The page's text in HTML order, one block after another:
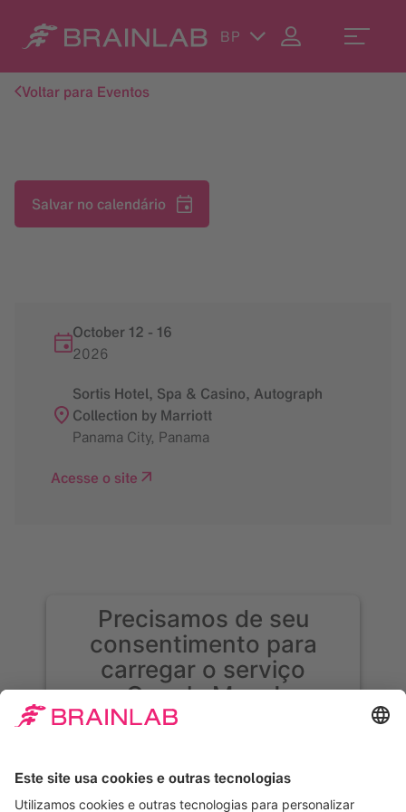
BP
Voltar para Eventos
Salvar no calendário
October 12 - 16
2026
Sortis Hotel, Spa & Casino, Autograph
Collection by Marriott
Panama City, Panama
Acesse o site
Precisamos de seu
consentimento para
carregar o serviço
Google Maps!
atividade. Leia os detalhes e aceite o serviço
para ver esse conteúdo.